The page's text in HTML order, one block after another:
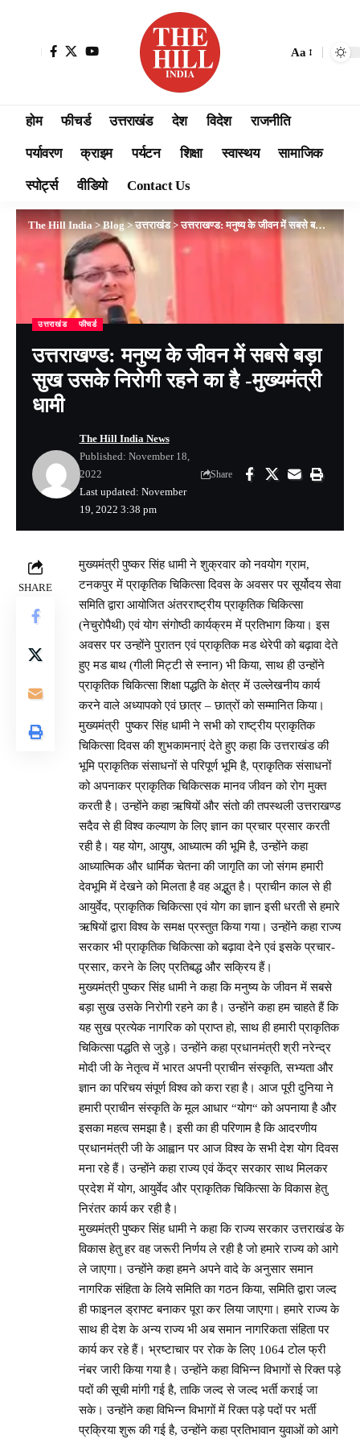
Aa
होम फीचर्ड उत्तराखंड देश विदेश राजनीति
पर्यावरण क्राइम पर्यटन शिक्षा स्वास्थय सामाजिक
स्पोर्ट्स वीडियो Contact Us
The Hill India>Blog>उत्तराखंड>उत्तराखण्ड: मनुष्य के जीवन में सबसे बड़ा सुख उसके निरोगी रहने का है -मुख्यमंत्री धामी
उत्तराखंड फीचर्ड
उत्तराखण्ड: मनुष्य के जीवन में सबसे बड़ा
सुख उसके निरोगी रहने का है -मुख्यमंत्री
धामी
Last updated: November
19, 2022 3:38 pm
The Hill India News
Published: November 18,
2022
Share
SHARE
मुख्यमंत्री पुष्कर सिंह धामी ने शुक्रवार को नवयोग ग्राम,
टनकपुर में प्राकृतिक चिकित्सा दिवस के अवसर पर सूर्योदय सेवा
समिति द्वारा आयोजित अंतरराष्ट्रीय प्राकृतिक चिकित्सा
(नेचुरोपैथी) एवं योग संगोष्ठी कार्यक्रम में प्रतिभाग किया। इस
अवसर पर उन्होंने पुरातन एवं प्राकृतिक मड थेरेपी को बढ़ावा देते
हुए मड बाथ (गीली मिट्टी से स्नान) भी किया, साथ ही उन्होंने
प्राकृतिक चिकित्सा शिक्षा पद्धति के क्षेत्र में उल्लेखनीय कार्य
करने वाले अध्यापको एवं छात्र – छात्रों को सम्मानित किया।
मुख्यमंत्री पुष्कर सिंह धामी ने सभी को राष्ट्रीय प्राकृतिक
चिकित्सा दिवस की शुभकामनाएं देते हुए कहा कि उत्तराखंड की
भूमि प्राकृतिक संसाधनों से परिपूर्ण भूमि है, प्राकृतिक संसाधनों
को अपनाकर प्राकृतिक चिकित्सक मानव जीवन को रोग मुक्त
करती है। उन्होंने कहा ऋषियों और संतो की तपस्थली उत्तराखण्ड
सदैव से ही विश्व कल्याण के लिए ज्ञान का प्रचार प्रसार करती
रही है। यह योग, आयुष, आध्यात्म की भूमि है, उन्होंने कहा
आध्यात्मिक और धार्मिक चेतना की जागृति का जो संगम हमारी
देवभूमि में देखने को मिलता है वह अद्भुत है। प्राचीन काल से ही
आयुर्वेद, प्राकृतिक चिकित्सा एवं योग का ज्ञान इसी धरती से हमारे
ऋषियों द्वारा विश्व के समक्ष प्रस्तुत किया गया। उन्होंने कहा राज्य
सरकार भी प्राकृतिक चिकित्सा को बढ़ावा देने एवं इसके प्रचार-
प्रसार, करने के लिए प्रतिबद्ध और सक्रिय हैं।
मुख्यमंत्री पुष्कर सिंह धामी ने कहा कि मनुष्य के जीवन में सबसे
बड़ा सुख उसके निरोगी रहने का है। उन्होंने कहा हम चाहते हैं कि
यह सुख प्रत्येक नागरिक को प्राप्त हो, साथ ही हमारी प्राकृतिक
चिकित्सा पद्धति से जुड़े। उन्होंने कहा प्रधानमंत्री श्री नरेन्द्र
मोदी जी के नेतृत्व में भारत अपनी प्राचीन संस्कृति, सभ्यता और
ज्ञान का परिचय संपूर्ण विश्व को करा रहा है। आज पूरी दुनिया ने
हमारी प्राचीन संस्कृति के मूल आधार “योग“ को अपनाया है और
इसका महत्व समझा है। इसी का ही परिणाम है कि आदरणीय
प्रधानमंत्री जी के आह्वान पर आज विश्व के सभी देश योग दिवस
मना रहे हैं। उन्होंने कहा राज्य एवं केंद्र सरकार साथ मिलकर
प्रदेश में योग, आयुर्वेद और प्राकृतिक चिकित्सा के विकास हेतु
निरंतर कार्य कर रही है।
मुख्यमंत्री पुष्कर सिंह धामी ने कहा कि राज्य सरकार उत्तराखंड के
विकास हेतु हर वह जरूरी निर्णय ले रही है जो हमारे राज्य को आगे
ले जाएगा। उन्होंने कहा हमने अपने वादे के अनुसार समान
नागरिक संहिता के लिये समिति का गठन किया, समिति द्वारा जल्द
ही फाइनल ड्राफ्ट बनाकर पूरा कर लिया जाएगा। हमारे राज्य के
साथ ही देश के अन्य राज्य भी अब समान नागरिकता संहिता पर
कार्य कर रहे हैं। भ्रष्टाचार पर रोक के लिए 1064 टोल फ्री
नंबर जारी किया गया है। उन्होंने कहा विभिन्न विभागों से रिक्त पड़े
पदों की सूची मांगी गई है, ताकि जल्द से जल्द भर्ती कराई जा
सके। उन्होंने कहा विभिन्न विभागों में रिक्त पड़े पदों पर भर्ती
प्रक्रिया शुरू की गई है, उन्होंने कहा प्रतिभावान युवाओं को आगे